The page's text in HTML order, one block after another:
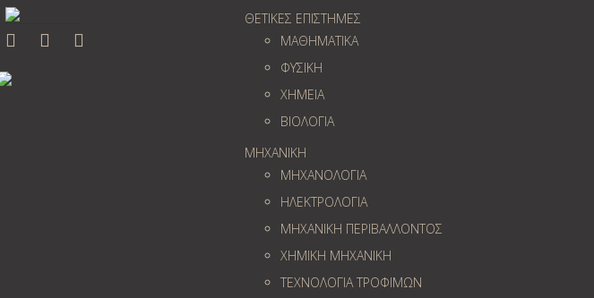
ΘΕΤΙΚΕΣ ΕΠΙΣΤΗΜΕΣ
ΜΑΘΗΜΑΤΙΚΑ
ΦΥΣΙΚΗ
ΧΗΜΕΙΑ
ΒΙΟΛΟΓΙΑ
ΜΗΧΑΝΙΚΗ
ΜΗΧΑΝΟΛΟΓΙΑ
ΗΛΕΚΤΡΟΛΟΓΙΑ
ΜΗΧΑΝΙΚΗ ΠΕΡΙΒΑΛΛΟΝΤΟΣ
ΧΗΜΙΚΗ ΜΗΧΑΝΙΚΗ
ΤΕΧΝΟΛΟΓΙΑ ΤΡΟΦΙΜΩΝ